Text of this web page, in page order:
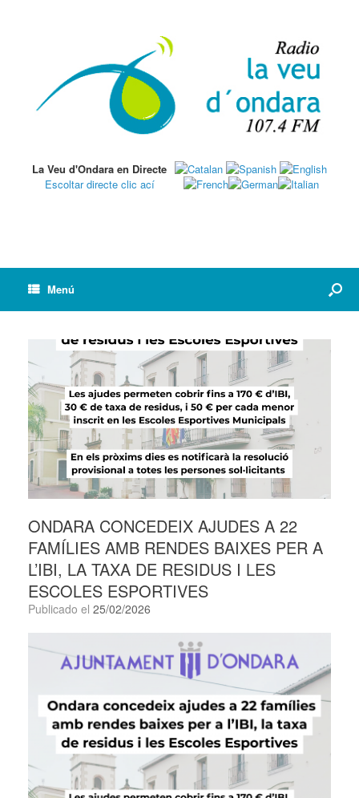
La Veu d'Ondara en Directe
Escoltar directe clic ací
Menú
ONDARA CONCEDEIX AJUDES A 22
FAMÍLIES AMB RENDES BAIXES PER A
L’IBI, LA TAXA DE RESIDUS I LES
ESCOLES ESPORTIVES
Publicado el 25/02/2026